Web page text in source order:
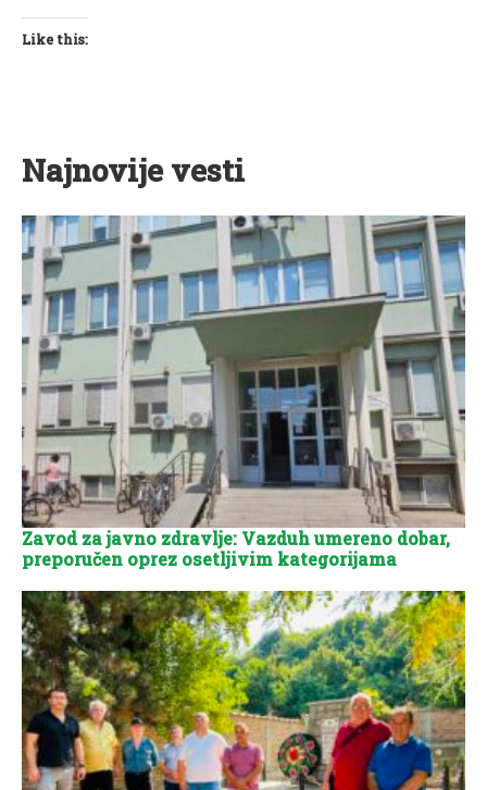
Like this:
Najnovije vesti
Zavod za javno zdravlje: Vazduh umereno dobar,
preporučen oprez osetljivim kategorijama